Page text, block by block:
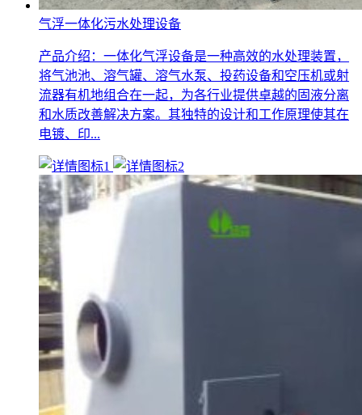
气浮一体化污水处理设备
产品介绍：一体化气浮设备是一种高效的水处理装置，
将气池池、溶气罐、溶气水泵、投药设备和空压机或射
流器有机地组合在一起，为各行业提供卓越的固液分离
和水质改善解决方案。其独特的设计和工作原理使其在
电镀、印...